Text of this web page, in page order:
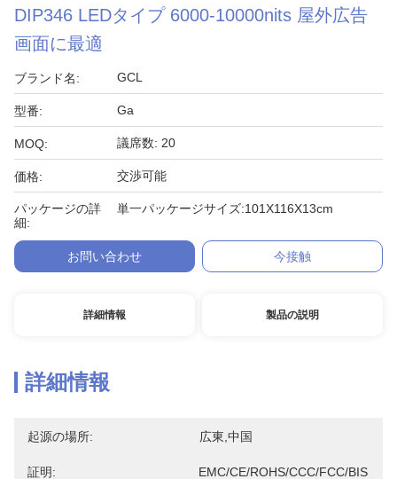
DIP346 LEDタイプ 6000-10000nits 屋外広告
画面に最適
ブランド名: GCL
型番: Ga
MOQ: 議席数: 20
価格: 交渉可能
パッケージの詳
細:
単一パッケージサイズ:101X116X13cm
お問い合わせ 今接触
詳細情報 製品の説明
詳細情報
起源の場所: 広東,中国
証明: EMC/CE/ROHS/CCC/FCC/BIS